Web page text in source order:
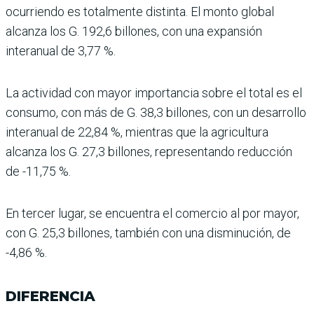
ocurriendo es totalmente distinta. El monto global
alcanza los G. 192,6 billones, con una expansión
interanual de 3,77 %.
La actividad con mayor importancia sobre el total es el
consumo, con más de G. 38,3 billones, con un desa­rrollo
interanual de 22,84 %, mientras que la agricultura
alcanza los G. 27,3 billones, representando reducción
de -11,75 %.
En tercer lugar, se encuen­tra el comercio al por mayor,
con G. 25,3 billones, tam­bién con una disminución, de
-4,86 %.
DIFERENCIA